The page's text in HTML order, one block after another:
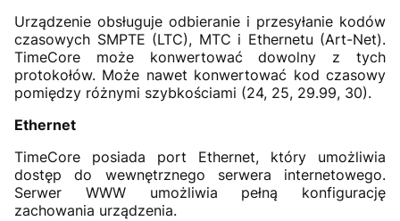
Urządzenie obsługuje odbieranie i przesyłanie kodów
czasowych SMPTE (LTC), MTC i Ethernetu (Art-Net).
TimeCore może konwertować dowolny z tych
protokołów. Może nawet konwertować kod czasowy
pomiędzy różnymi szybkościami (24, 25, 29.99, 30).
Ethernet
TimeCore posiada port Ethernet, który umożliwia
dostęp do wewnętrznego serwera internetowego.
Serwer WWW umożliwia pełną konfigurację
zachowania urządzenia.